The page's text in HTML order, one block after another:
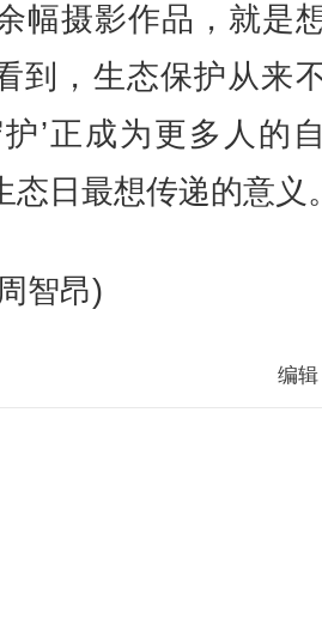
幅摄影作品，就是
到，生态保护从来
’正成为更多人的
态日最想传递的意义
智昂)
编